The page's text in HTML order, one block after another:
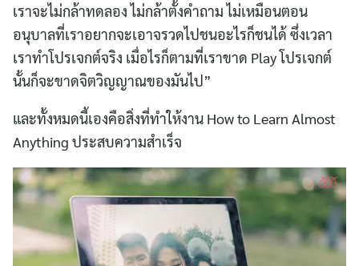
เราจะไม่กล้าทดลอง ไม่กล้าตั้งคำถาม ไม่เหมือนตอน
อนุบาลที่เราอยากจะเอาจรวดไปชนอะไรก็ชนได้ ซึ่งเวลา
เราทำโปรเจกต์จริง เมื่อไรก็ตามที่เราขาด Play โปรเจกต์
นั้นก็จะขาดจิตวิญญาณของมันไป”
และทั้งหมดนี้เองคือสิ่งที่ทำให้งาน How to Learn Almost
Anything ประสบความสำเร็จ